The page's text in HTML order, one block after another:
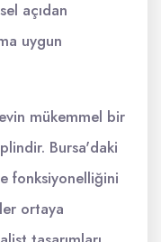
açıdan
uygun
mükemmel bir
Bursa'daki
fonksiyonelliğini
ortaya